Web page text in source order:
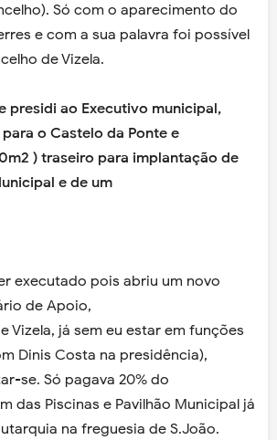
Só com o aparecimento do
e com a sua palavra foi possível
de Vizela.
presidi ao Executivo municipal,
o Castelo da Ponte e
) traseiro para implantação de
e de um
executado pois abriu um novo
de Apoio,
Vizela, já sem eu estar em funções
Dinis Costa na presidência),
se. Só pagava 20% do
das Piscinas e Pavilhão Municipal já
na freguesia de S.João.